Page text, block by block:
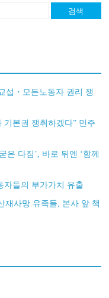
검색
섭・모든노동자 권리 쟁
기본권 쟁취하겠다” 민주
은 다짐’, 바로 뒤엔 ‘함께
자들의 부가가치 유출
재사망 유족들, 본사 앞 책